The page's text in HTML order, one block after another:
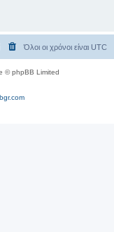
Όλοι οι χρόνοι είναι UTC
© phpBB Limited